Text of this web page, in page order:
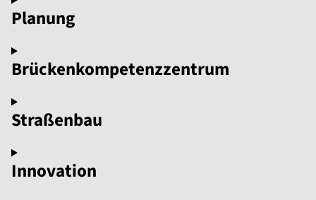
Planung
Brückenkompetenzzentrum
Straßenbau
Innovation